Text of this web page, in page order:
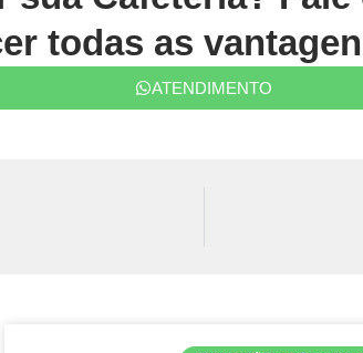
todas as
ATENDIMENTO